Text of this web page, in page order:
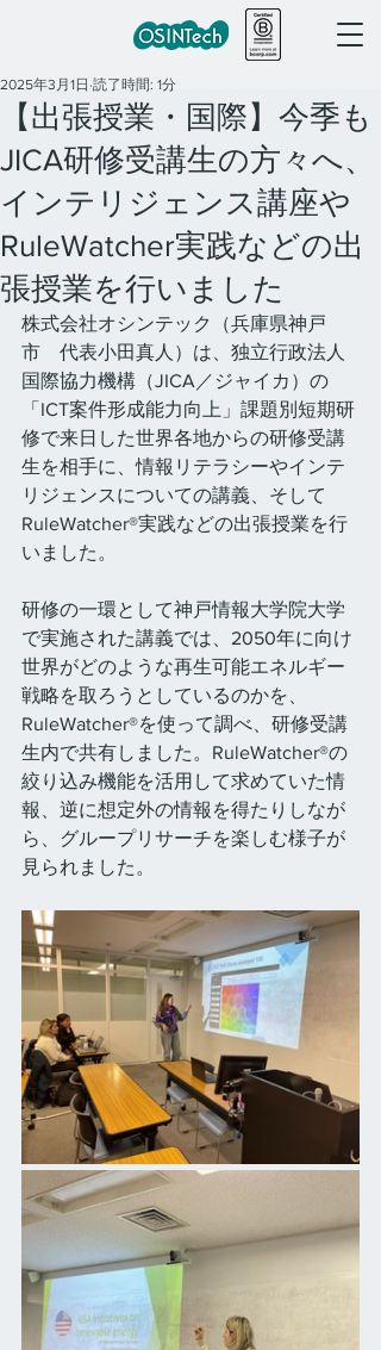
【出張授業・国際】今季も
JICA研修受講生の方々へ、
インテリジェンス講座や
RuleWatcher実践などの出
張授業を行いました
2025年3月1日 読了時間: 1分
株式会社オシンテック（兵庫県神戸
市　代表小田真人）は、独立行政法人
国際協力機構（JICA／ジャイカ）の
「ICT案件形成能力向上」課題別短期研
修で来日した世界各地からの研修受講
生を相手に、情報リテラシーやインテ
リジェンスについての講義、そして
RuleWatcher®実践などの出張授業を行
いました。
研修の一環として神戸情報大学院大学
で実施された講義では、2050年に向け
世界がどのような再生可能エネルギー
戦略を取ろうとしているのかを、
RuleWatcher®を使って調べ、研修受講
生内で共有しました。RuleWatcher®の
絞り込み機能を活用して求めていた情
報、逆に想定外の情報を得たりしなが
ら、グループリサーチを楽しむ様子が
見られました。